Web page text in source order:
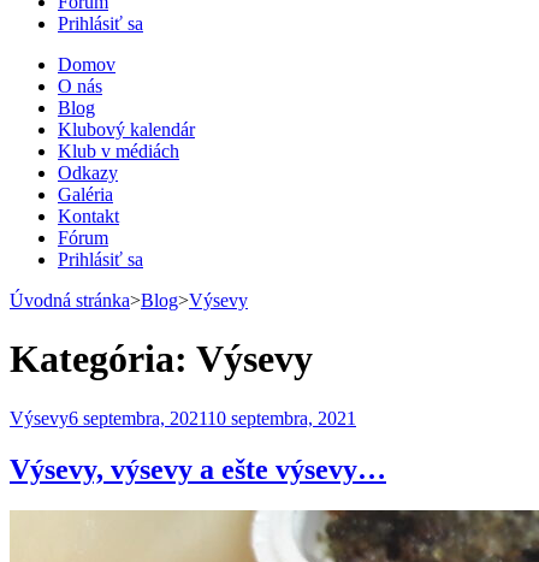
Prihlásiť sa
Domov
O nás
Blog
Klubový kalendár
Klub v médiách
Odkazy
Galéria
Kontakt
Fórum
Prihlásiť sa
Úvodná stránka>Blog>Výsevy
Kategória: Výsevy
Výsevy6 septembra, 202110 septembra, 2021
Výsevy, výsevy a ešte výsevy…